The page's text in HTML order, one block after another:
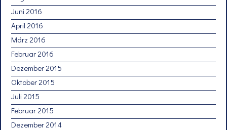
Juni 2016
April 2016
März 2016
Februar 2016
Dezember 2015
Oktober 2015
Juli 2015
Februar 2015
Dezember 2014